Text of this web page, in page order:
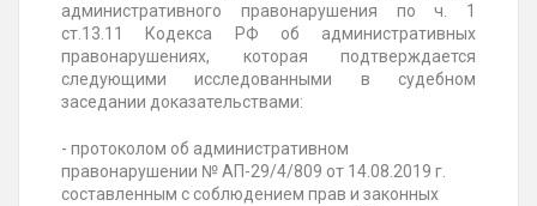
административного правонарушения по ч. 1
ст.13.11 Кодекса РФ об административных
правонарушениях, которая подтверждается
следующими исследованными в судебном
заседании доказательствами:
- протоколом об административном
правонарушении № АП-29/4/809 от 14.08.2019 г.
составленным с соблюдением прав и законных